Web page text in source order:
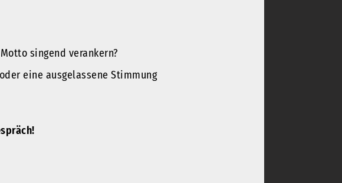
singend verankern?
eine ausgelassene Stimmung